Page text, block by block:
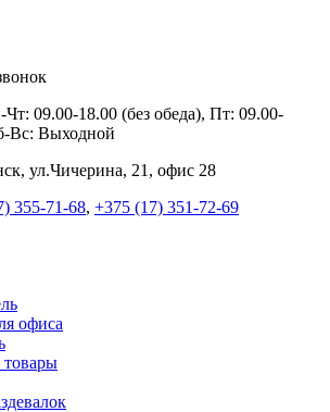
09.00-18.00 (без обеда), Пт: 09.00-
Вс: Выходной
ул.Чичерина, 21, офис 28
355-71-68, +375 (17) 351-72-69
офиса